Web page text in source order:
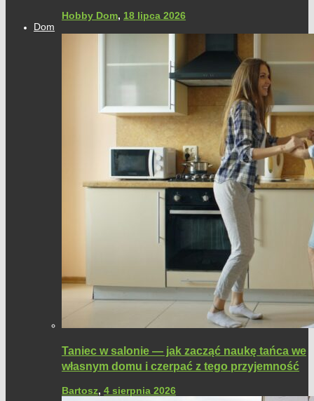
Hobby Dom, 18 lipca 2026
Dom
Taniec w salonie — jak zacząć naukę tańca we
własnym domu i czerpać z tego przyjemność
Bartosz, 4 sierpnia 2026